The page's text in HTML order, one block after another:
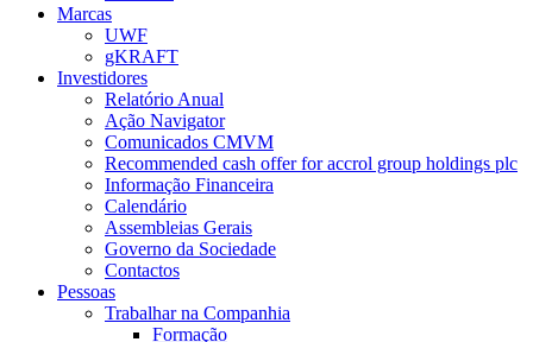
Marcas
UWF
gKRAFT
Investidores
Relatório Anual
Ação Navigator
Comunicados CMVM
Recommended cash offer for accrol group holdings plc
Informação Financeira
Calendário
Assembleias Gerais
Governo da Sociedade
Contactos
Pessoas
Trabalhar na Companhia
Formação